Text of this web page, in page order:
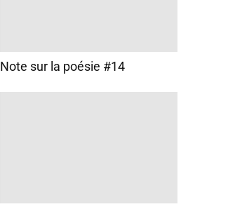
Note sur la poésie #14